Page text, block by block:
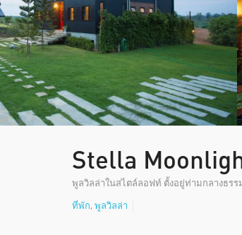
Stella
พูลวิลล่าในสไตล์ลอฟท์ ตั้งอยู่ท่ามกลางธรร
ที่พัก, พูลวิลล่า